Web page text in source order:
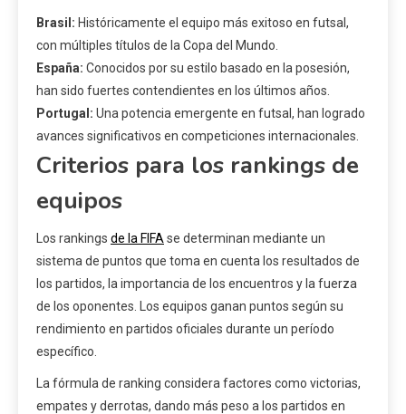
Brasil: Históricamente el equipo más exitoso en futsal,
con múltiples títulos de la Copa del Mundo.
España: Conocidos por su estilo basado en la posesión,
han sido fuertes contendientes en los últimos años.
Portugal: Una potencia emergente en futsal, han logrado
avances significativos en competiciones internacionales.
Criterios para los rankings de
equipos
Los rankings de la FIFA se determinan mediante un
sistema de puntos que toma en cuenta los resultados de
los partidos, la importancia de los encuentros y la fuerza
de los oponentes. Los equipos ganan puntos según su
rendimiento en partidos oficiales durante un período
específico.
La fórmula de ranking considera factores como victorias,
empates y derrotas, dando más peso a los partidos en